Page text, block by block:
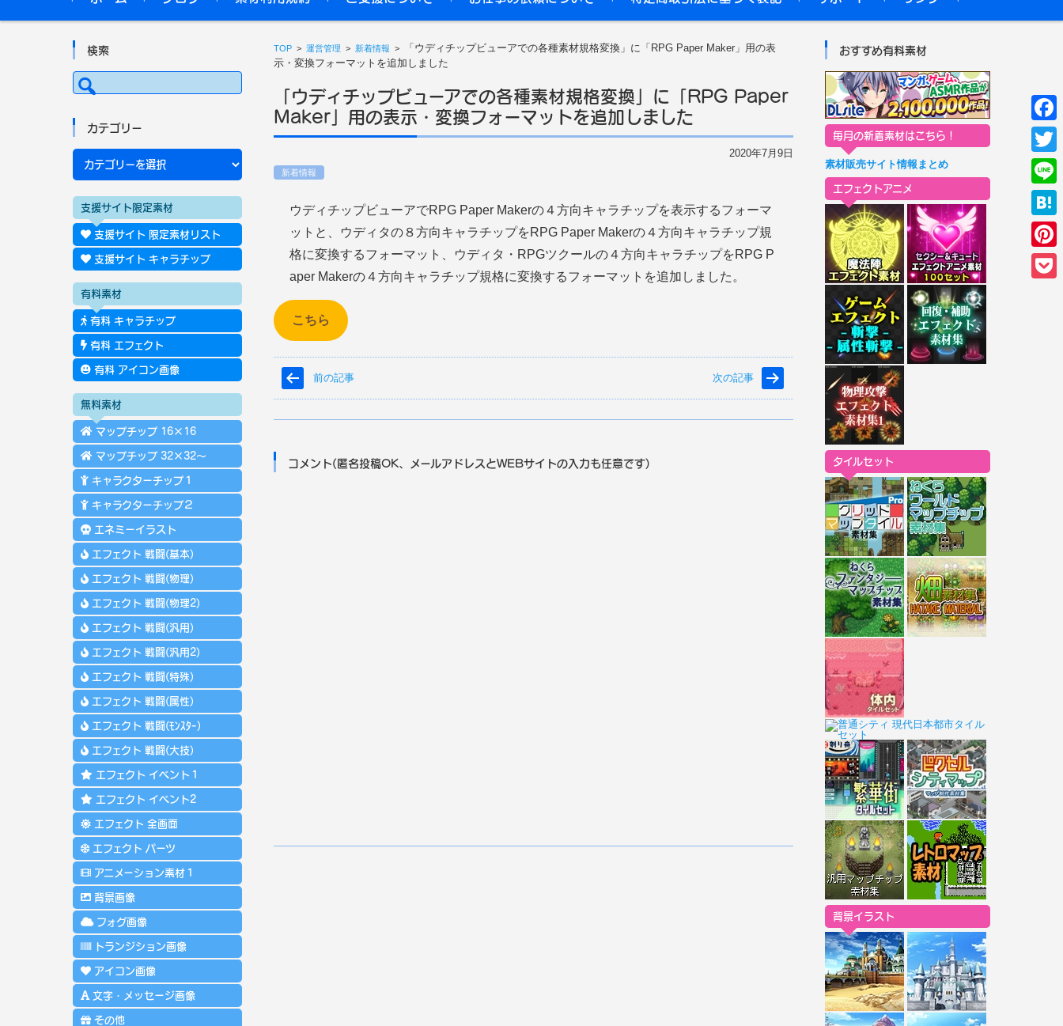
TOP >運営管理 > 新着情報 >
「ウディチップビューアでの各種素材規格変換」に「RPG Paper Maker」用の表
示・変換フォーマットを追加しました
「ウディチップビューアでの各種素材規格変換」に「RPG Paper
Maker」用の表示・変換フォーマットを追加しました
2020年7月9日
新着情報
ウディチップビューアでRPG Paper Makerの４方向キャラチップを表示するフォーマ
ットと、ウディタの８方向キャラチップをRPG Paper Makerの４方向キャラチップ規
格に変換するフォーマット、ウディタ・RPGツクールの４方向キャラチップをRPG P
aper Makerの４方向キャラチップ規格に変換するフォーマットを追加しました。
こちら
前の記事 次の記事
コメント(匿名投稿OK、メールアドレスとWEBサイトの入力も任意です)
検索
検
索:
カテゴリー
カ
リ
ー
支援サイト限定素材
支援サイト 限定素材リスト
支援サイト キャラチップ
有料素材
有料 キャラチップ
有料 エフェクト
有料 アイコン画像
無料素材
マップチップ 16×16
マップチップ 32×32～
キャラクターチップ１
キャラクターチップ２
エネミーイラスト
エフェクト 戦闘(基本)
エフェクト 戦闘(物理)
エフェクト 戦闘(物理2)
エフェクト 戦闘(汎用)
エフェクト 戦闘(汎用2)
エフェクト 戦闘(特殊)
エフェクト 戦闘(属性)
エフェクト 戦闘(ﾓﾝｽﾀｰ)
エフェクト 戦闘(大技)
エフェクト イベント１
エフェクト イベント2
エフェクト 全画面
エフェクト パーツ
アニメーション素材１
背景画像
フォグ画像
トランジション画像
アイコン画像
文字・メッセージ画像
その他
おすすめ有料素材
毎月の新着素材はこちら！
素材販売サイト情報まとめ
エフェクトアニメ
タイルセット
背景イラスト
F
a
c
b
o
T
w
i
L
i
n
e
H
a
t
P